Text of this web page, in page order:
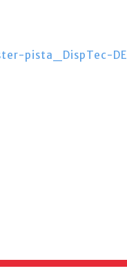
pista_DispTec-